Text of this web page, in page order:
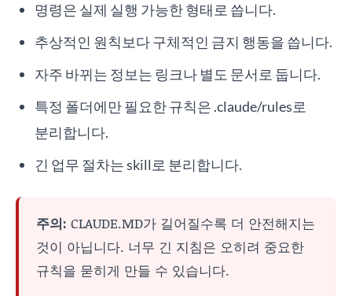
명령은 실제 실행 가능한 형태로 씁니다.
추상적인 원칙보다 구체적인 금지 행동을 씁니다.
자주 바뀌는 정보는 링크나 별도 문서로 둡니다.
특정 폴더에만 필요한 규칙은 .claude/rules로
분리합니다.
긴 업무 절차는 skill로 분리합니다.
주의: CLAUDE.MD가 길어질수록 더 안전해지는
것이 아닙니다. 너무 긴 지침은 오히려 중요한
규칙을 묻히게 만들 수 있습니다.